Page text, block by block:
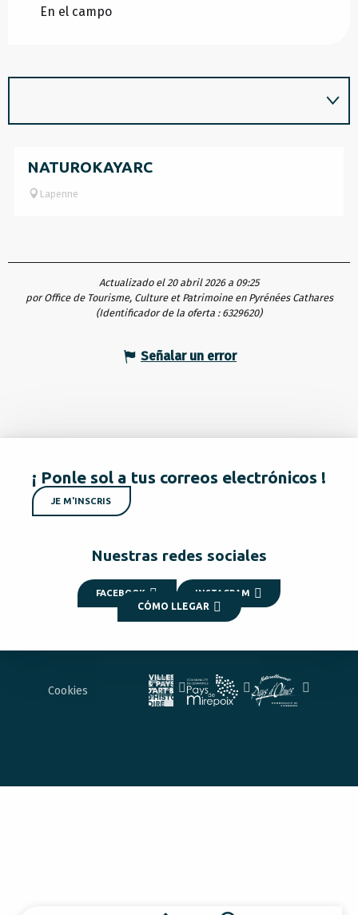
En el campo
NATUROKAYARC
Lapenne
Actualizado el 20 abril 2026 a 09:25
por Office de Tourisme, Culture et Patrimoine en Pyrénées Cathares
(Identificador de la oferta : 6329620)
Señalar un error
¡ Ponle sol a tus correos electrónicos !
JE M'INSCRIS
Nuestras redes sociales
FACEBOOK INSTAGRAM
CÓMO LLEGAR
Cookies